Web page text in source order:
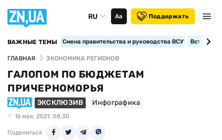
RU Аа Поддержать
ВАЖНЫЕ ТЕМЫ Смена правительства и руководства ВСУ
ГЛАВНАЯ ЭКОНОМИКА РЕГИОНОВ
ГАЛОПОМ ПО БЮДЖЕТАМ
ПРИЧЕРНОМОРЬЯ
ЭКСКЛЮЗИВ Инфографика
16 мая, 2021, 08:30
Поделиться